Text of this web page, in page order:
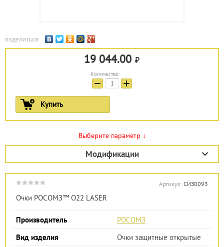
поделиться
19 044.00
Количество:
− +
Купить
Выберите параметр ↓
Модификации
Артикул: СИЗ0093
Очки РОСОМЗ™ О22 LASER
Производитель
РОСОМЗ
Вид изделия
Очки защитные открытые